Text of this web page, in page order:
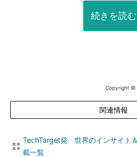
続きを読む
Copyright ©
関連情報
TechTarget発 世界のインサイト
載一覧